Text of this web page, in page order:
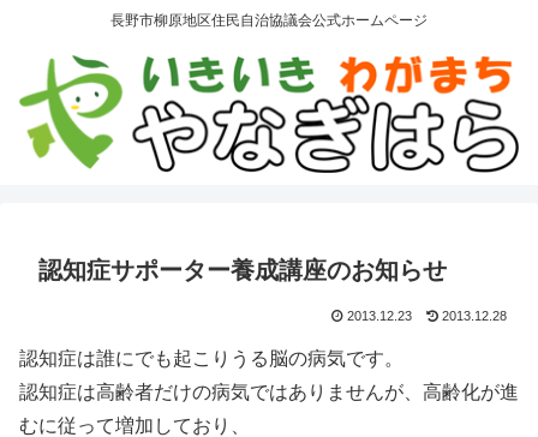
長野市柳原地区住民自治協議会公式ホームページ
認知症サポーター養成講座のお知らせ
2013.12.23 2013.12.28
認知症は誰にでも起こりうる脳の病気です。
認知症は高齢者だけの病気ではありませんが、高齢化が進
むに従って増加しており、